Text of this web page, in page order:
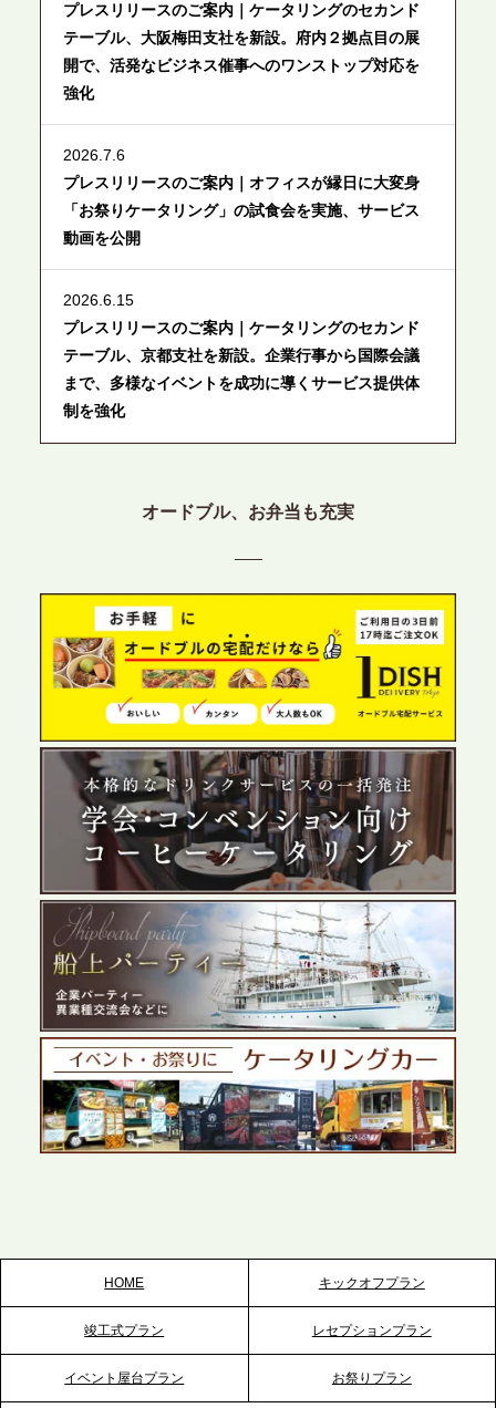
プレスリリースのご案内｜ケータリングのセカンド
テーブル、大阪梅田支社を新設。府内２拠点目の展
開で、活発なビジネス催事へのワンストップ対応を
強化
2026.7.6
プレスリリースのご案内｜オフィスが縁日に大変身
「お祭りケータリング」の試食会を実施、サービス
動画を公開
2026.6.15
プレスリリースのご案内｜ケータリングのセカンド
テーブル、京都支社を新設。企業行事から国際会議
まで、多様なイベントを成功に導くサービス提供体
制を強化
プレスリリースのご案内｜ケータリングのセカンド
目の展開で、拡大する出張パーティー・ケータリン
2026.6.4
プレスリリースのご案内｜夏の社内親睦が、配属後
の離職防止に。オフィスや会議室で縁日気分を味わ
う「お祭りケータリング」の提供を開始
2026.5.29
プレスリリースのご案内｜ケータリングのセカンド
テーブル、群馬前橋支社を設立。再開発やオフィス
展開が進む前橋エリアの企業ニーズに応え、高品質
なサービスで各種イベント・懇親会をサポート
2026.5.27
プレスリリースのご案内｜ケータリングのセカンド
テーブル、千葉本社を新設。幕張・舞浜の大型イベ
ントから主要都市の社内懇親会まで、現地拠点を活
かしたスムーズな対応を展開
2026.5.22
2026.5.20
プレスリリースのご案内｜ケータリングのセカンド
オードブル、お弁当も充実
HOME キックオフプラン
竣工式プラン レセプションプラン
イベント屋台プラン お祭りプラン